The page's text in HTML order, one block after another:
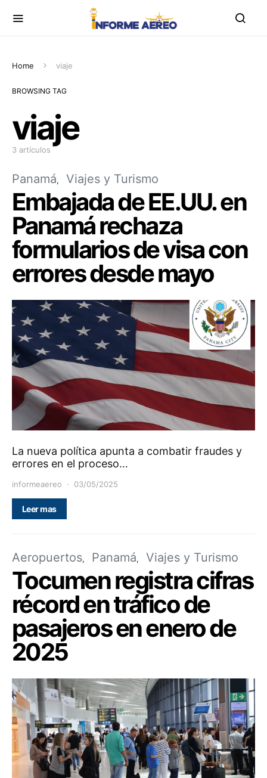
Home viaje
BROWSING TAG
viaje
3 artículos
Panamá Viajes y Turismo
Embajada de EE.UU. en
Panamá rechaza
formularios de visa con
errores desde mayo
La nueva política apunta a combatir fraudes y
errores en el proceso…
informeaereo 03/05/2025
Leer mas
Aeropuertos Panamá Viajes y Turismo
Tocumen registra cifras
récord en tráfico de
pasajeros en enero de
2025